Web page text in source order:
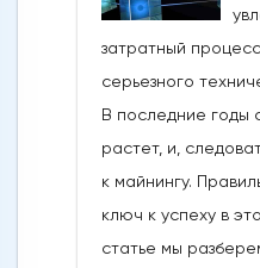
по валютной паре,
определенной
время. Научиться
сигналы Форекс -
сигнал сообщает
следует
покупать, либо
или другой актив,
затратный
серьезного
В последние годы
растет, и,
к майнингу.
ключ к успеху в
статье мы